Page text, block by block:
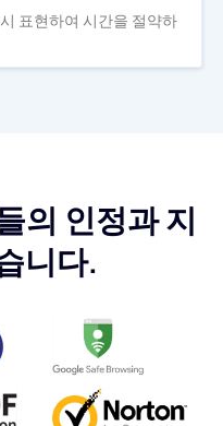
표현하여 시간을 절약하
의 인정과 지
니다.